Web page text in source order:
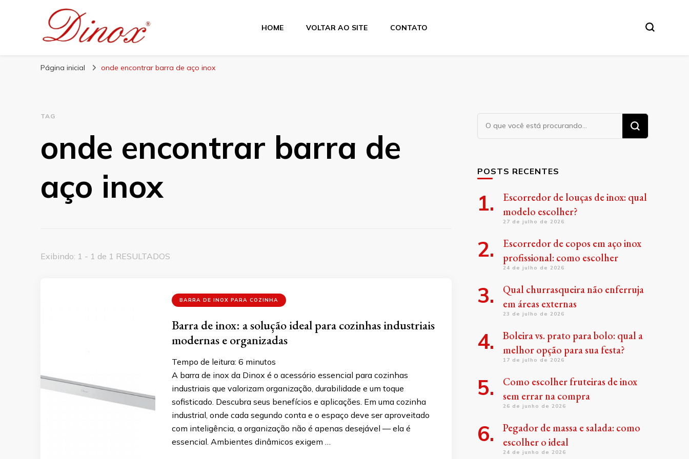
Blog Dinox
HOME VOLTAR AO SITE CONTATO
Página inicial onde encontrar barra de aço inox
TAG
onde encontrar barra de
aço inox
Exibindo: 1 - 1 de 1 RESULTADOS
BARRA DE INOX PARA COZINHA
Barra de inox: a solução ideal para cozinhas industriais
modernas e organizadas
Tempo de leitura: 6 minutos
A barra de inox da Dinox é o acessório essencial para cozinhas
industriais que valorizam organização, durabilidade e um toque
sofisticado. Descubra seus benefícios e aplicações. Em uma cozinha
industrial, onde cada segundo conta e o espaço deve ser aproveitado
com inteligência, a organização não é apenas desejável — ela é
essencial. Ambientes dinâmicos exigem …
Procurando
algo?
POSTS RECENTES
Escorredor de louças de inox: qual
modelo escolher?
27 de julho de 2026
Escorredor de copos em aço inox
profissional: como escolher
24 de julho de 2026
Qual churrasqueira não enferruja
em áreas externas
23 de julho de 2026
Boleira vs. prato para bolo: qual a
melhor opção para sua festa?
17 de julho de 2026
Como escolher fruteiras de inox
sem errar na compra
26 de junho de 2026
Pegador de massa e salada: como
escolher o ideal
24 de junho de 2026